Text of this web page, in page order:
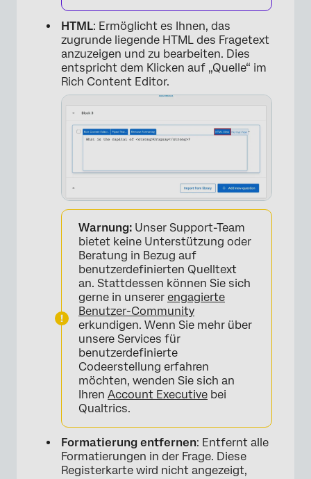
HTML: Ermöglicht es Ihnen, das
zugrunde liegende HTML des Fragetext
anzuzeigen und zu bearbeiten. Dies
entspricht dem Klicken auf „Quelle“ im
Rich Content Editor.
Warnung: Unser Support-Team
bietet keine Unterstützung oder
Beratung in Bezug auf
benutzerdefinierten Quelltext
an. Stattdessen können Sie sich
gerne in unserer engagierte
Benutzer-Community
erkundigen. Wenn Sie mehr über
unsere Services für
benutzerdefinierte
Codeerstellung erfahren
möchten, wenden Sie sich an
Ihren Account Executive bei
Qualtrics.
Formatierung entfernen: Entfernt alle
Formatierungen in der Frage. Diese
Registerkarte wird nicht angezeigt,